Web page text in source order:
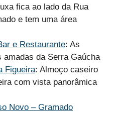
fica ao lado da Rua
e tem uma área
e Restaurante: As
amadas da Serra Gaúcha
Figueira: Almoço caseiro
com vista panorâmica
Novo – Gramado